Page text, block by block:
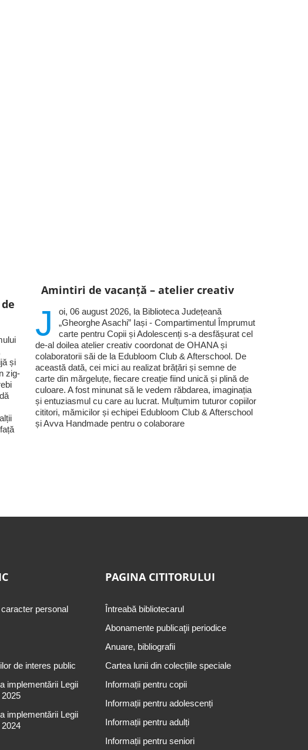
și
zig-
Amintiri de vacanță – atelier creativ
J
oi, 06 august 2026, la Biblioteca Județeană
„Gheorghe Asachi” Iași - Compartimentul Împrumut
carte pentru Copii și Adolescenți s-a desfășurat cel
de-al doilea atelier creativ coordonat de OHANA și
colaboratorii săi de la Edubloom Club & Afterschool. De
această dată, cei mici au realizat brățări și semne de
carte din mărgeluțe, fiecare creație fiind unică și plină de
culoare. A fost minunat să le vedem răbdarea, imaginația
și entuziasmul cu care au lucrat. Mulțumim tuturor copiilor
cititori, mămicilor și echipei Edubloom Club & Afterschool
și Avva Handmade pentru o colaborare
personal
de interes public
implementării Legii
implementării Legii
PAGINA CITITORULUI
Întreabă bibliotecarul
Abonamente publicaţii periodice
Anuare, bibliografii
Cartea lunii din colecțiile speciale
Informații pentru copii
Informații pentru adolescenți
Informații pentru adulți
Informații pentru seniori